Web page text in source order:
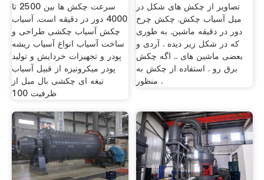
سرعت چکش ها بین 2500 تا
4000 دور در دقیقه است. آسیاب
چکش آسیاب چکشی طراحی و
ساخت آسیاب انواع آسیاب ریشه
پودر و تجهیزات خردایش و تولید
پودر میکرونیزه از قبیل آسیاب
تیغه ای چکشی بال میل از
ظرفیت 100
تصاویر از چکش های شکل در
میل آسیاب چکش. چکش چرخ
دور در دقیقه ماشین. به طوری
که در شکل زیر دیده . آردی و
بعضی ماشین های .. اگه چکش
برق رو . استفاده از چکش به
منظور .